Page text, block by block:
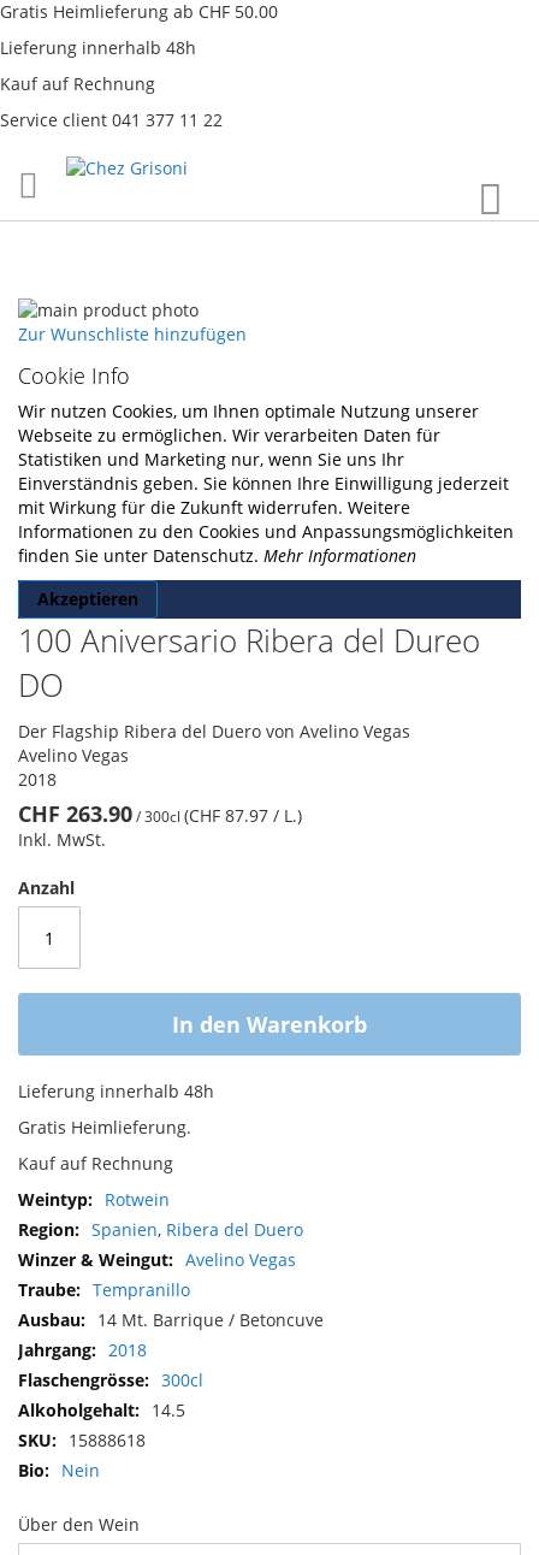
Gratis Heimlieferung ab CHF 50.00
Lieferung innerhalb 48h
Kauf auf Rechnung
Service client 041 377 11 22
Inhalt
Cookie Info
Wir nutzen Cookies, um Ihnen optimale Nutzung unserer
Webseite zu ermöglichen. Wir verarbeiten Daten für
Statistiken und Marketing nur, wenn Sie uns Ihr
Einverständnis geben. Sie können Ihre Einwilligung jederzeit
mit Wirkung für die Zukunft widerrufen. Weitere
Informationen zu den Cookies und Anpassungsmöglichkeiten
finden Sie unter Datenschutz. Mehr Informationen
Akzeptieren
100 Aniversario Ribera del Dureo
DO
Der Flagship Ribera del Duero von Avelino Vegas
Avelino Vegas
2018
CHF 263.90/300cl (CHF 87.97 / L.)
Inkl. MwSt.
Anzahl
In den Warenkorb
Lieferung innerhalb 48h
Gratis Heimlieferung.
Kauf auf Rechnung
Skip
to
end
of
the
images
gallery
Skip
the
beginning
of
the
images
gallery
Zur Wunschliste hinzufügen
Mehr
Informationen
Rotwein
Spanien, Ribera del Duero
Avelino Vegas
Tempranillo
14 Mt. Barrique / Betoncuve
2018
300cl
14.5
15888618
Nein
Über den Wein